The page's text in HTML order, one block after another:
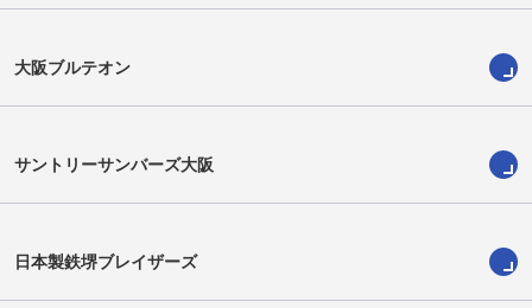
山田 大貴
大阪ブルテオン
サントリーサンバーズ大阪
日本製鉄堺ブレイザーズ